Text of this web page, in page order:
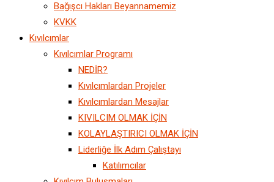
Bağışcı Hakları Beyannamemiz
KVKK
Kıvılcımlar
Kıvılcımlar Programı
NEDİR?
Kıvılcımlardan Projeler
Kıvılcımlardan Mesajlar
KIVILCIM OLMAK İÇİN
KOLAYLAŞTIRICI OLMAK İÇİN
Liderliğe İlk Adım Çalıştayı
Katılımcılar